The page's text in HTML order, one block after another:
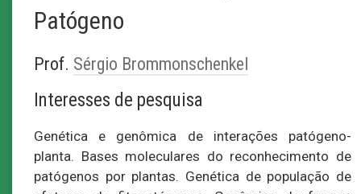
Patógeno
Prof. Sérgio Brommonschenkel
Interesses de pesquisa
Genética e genômica de interações patógeno-
planta. Bases moleculares do reconhecimento de
patógenos por plantas. Genética de população de